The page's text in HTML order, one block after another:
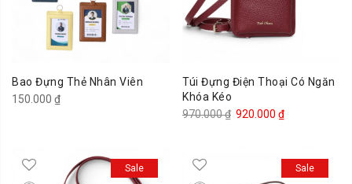
Bao Đựng Thẻ Nhân Viên
150.000 ₫
Túi Đựng Điện Thoại Có Ngăn
Khóa Kéo
970.000₫ Giá
920.000 ₫Giá
Sale Sale